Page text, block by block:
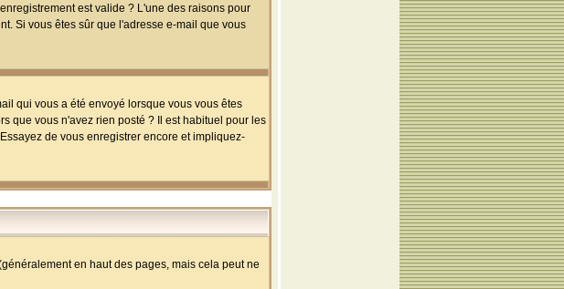
est valide ? L'une des raisons pour
Si vous êtes sûr que l'adresse e-mail que vous
qui vous a été envoyé lorsque vous vous êtes
que vous n'avez rien posté ? Il est habituel pour les
de vous enregistrer encore et impliquez-
en haut des pages, mais cela peut ne